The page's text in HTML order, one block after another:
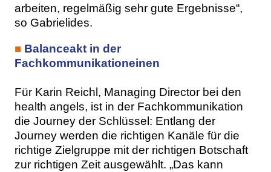
arbeiten, regelmäßig sehr gute Ergebnisse“,
so Gabrielides.
■ Balanceakt in der
Fachkommunikationeinen
Für Karin Reichl, Managing Director bei den
health angels, ist in der Fachkommunikation
die Journey der Schlüssel: Entlang der
Journey werden die richtigen Kanäle für die
richtige Zielgruppe mit der richtigen Botschaft
zur richtigen Zeit ausgewählt. „Das kann